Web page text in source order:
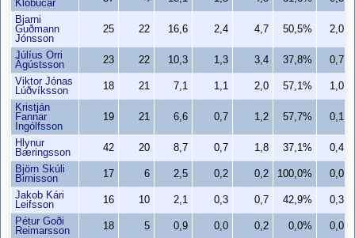
Klobucar
Bjarni
Guðmann
Jónsson
25 22 16,6 2,4 4,7 50,5% 2,0
Júlíus Orri
Ágústsson
23 22 10,3 1,3 3,4 37,8%
0,7
Viktor Jónas
Lúðvíksson
18 21 7,1 1,1 2,0 57,1%
1,0
Kristján
Fannar
Ingólfsson
19 21 6,6 0,7 1,2 57,7% 0,1
Hlynur
Bæringsson
42 20 8,7 0,7 1,8 37,1%
0,4
Björn Skúli
Birnisson
17 6 2,5 0,2 0,2 100,0%
0,0
Jakob Kári
Leifsson
16 10 2,1 0,3 0,7 42,9%
0,3
Pétur Goði
Reimarsson
18 5 0,9 0,0 0,2 0,0% 0,0